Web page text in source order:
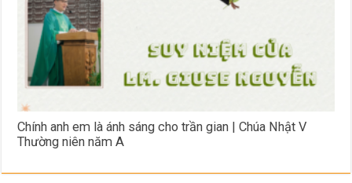
Chính anh em là ánh sáng cho trần gian | Chúa Nhật V
Thường niên năm A